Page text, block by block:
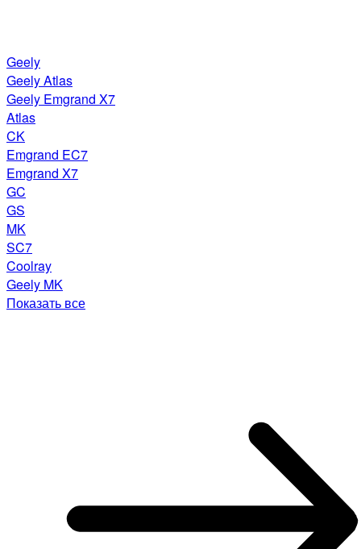
Geely
Geely Atlas
Geely Emgrand X7
Atlas
CK
Emgrand EC7
Emgrand X7
GC
GS
MK
SC7
Coolray
Geely MK
Показать все